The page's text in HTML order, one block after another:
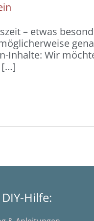
– etwas
Inhalte: Wir
[…]
DIY-Hilfe: